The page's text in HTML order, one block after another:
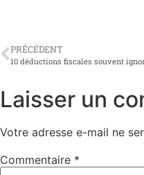
PRÉCÉDENT
10 déductions fiscales souvent
Laisser un
Votre adresse e-mail ne
Commentaire *